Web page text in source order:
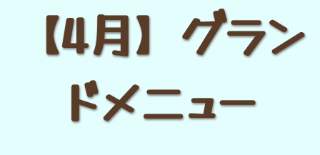
【4月】グラン
ドメニュー